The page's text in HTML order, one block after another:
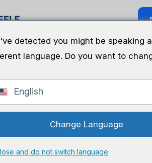
mis
fruto de mi
sobre
mejor a
· 5 de noviembre de 2024
detected you might be speaking a
language. Do you want to
English
Change Language
and do not switch language